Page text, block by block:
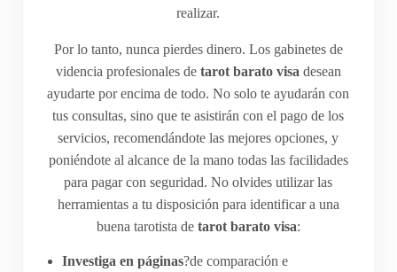
realizar.
Por lo tanto, nunca pierdes dinero. Los gabinetes de
videncia profesionales de tarot barato visa desean
ayudarte por encima de todo. No solo te ayudarán con
tus consultas, sino que te asistirán con el pago de los
servicios, recomendándote las mejores opciones, y
poniéndote al alcance de la mano todas las facilidades
para pagar con seguridad. No olvides utilizar las
herramientas a tu disposición para identificar a una
buena tarotista de tarot barato visa:
Investiga en páginas?de comparación e